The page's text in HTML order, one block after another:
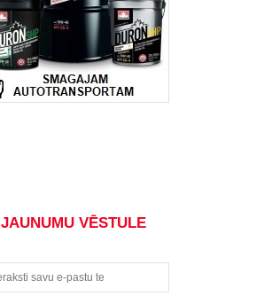
JAUNUMU VĒSTULE